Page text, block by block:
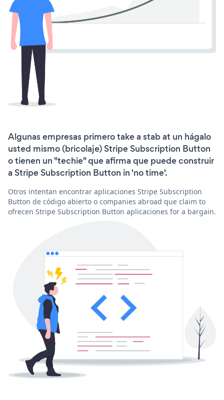
Algunas empresas primero take a stab at un hágalo
usted mismo (bricolaje) Stripe Subscription Button
o tienen un "techie" que afirma que puede construir
a Stripe Subscription Button in 'no time'.
Otros intentan encontrar aplicaciones Stripe Subscription
Button de código abierto o companies abroad que claim to
ofrecen Stripe Subscription Button aplicaciones for a bargain.